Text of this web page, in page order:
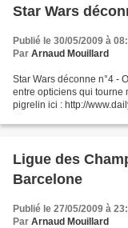
Star Wars
Publié le 30/05/2009 à
Par Arnaud Mouillard
Star Wars déconne n°4 -
entre opticiens qui tourne
pigrelin ici : http://
Ligue des
Barcelone
Publié le 27/05/2009 à
Par Arnaud Mouillard